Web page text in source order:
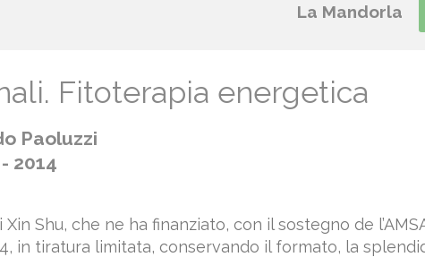
La Mandorla
Fitoterapia energetica
Paoluzzi
2014
Shu, che ne ha finanziato, con il sostegno de
in tiratura limitata, conservando il formato, la